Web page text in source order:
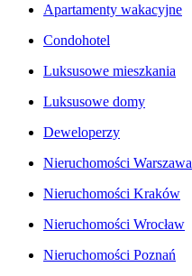
Apartamenty wakacyjne
Condohotel
Luksusowe mieszkania
Luksusowe domy
Deweloperzy
Nieruchomości Warszawa
Nieruchomości Kraków
Nieruchomości Wrocław
Nieruchomości Poznań